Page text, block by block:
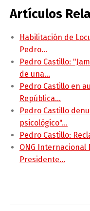
Artículos
Habilitación de
Pedro…
Pedro Castillo:
de una…
Pedro Castillo en
República…
Pedro Castillo
psicológico"…
Pedro Castillo:
ONG Internacional
Presidente…